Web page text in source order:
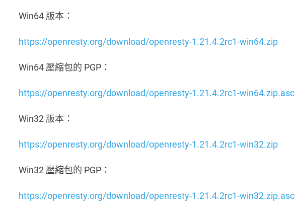
Win64 版本：
https://openresty.org/download/openresty-1.21.4.2rc1-win64.zip
Win64 壓縮包的 PGP：
https://openresty.org/download/openresty-1.21.4.2rc1-win64.zip.asc
Win32 版本：
https://openresty.org/download/openresty-1.21.4.2rc1-win32.zip
Win32 壓縮包的 PGP：
https://openresty.org/download/openresty-1.21.4.2rc1-win32.zip.asc